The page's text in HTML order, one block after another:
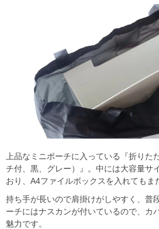
上品なミニポーチに入っている『折りた
チ付、黒、グレー）』。中には大容量サ
おり、A4ファイルボックスを入れてもま
持ち手が長いので肩掛けがしやすく、普
ーチにはナスカンが付いているので、カ
魅力です。